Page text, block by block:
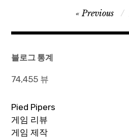
탐
Previous
블로그 통계
74,455 뷰
Pied Pipers
게임 리뷰
게임 제작